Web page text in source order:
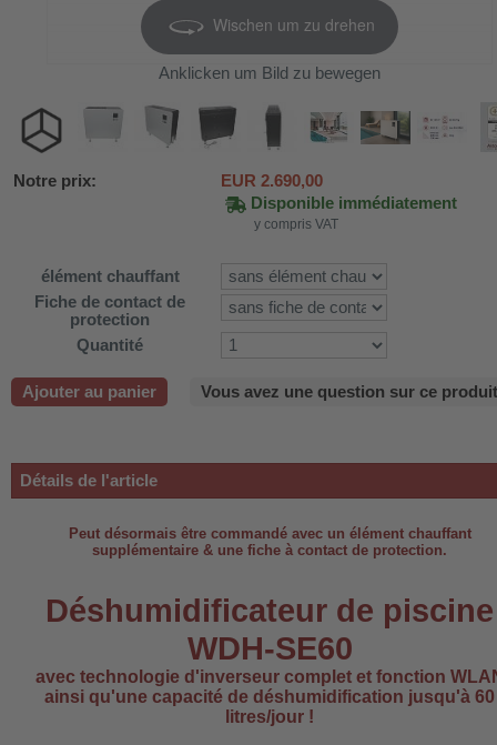
WDH-AP1212
Wischen um zu drehen
Anklicken um Bild zu bewegen
Notre prix: EUR 2.690,00
Disponible immédiatement
y compris VAT
élément chauffant
Fiche de contact de
protection
Quantité
Ajouter au panier Vous avez une question sur ce
Détails de l'article
Peut désormais être commandé avec un élément chauffant
supplémentaire & une fiche à contact de protection.
Déshumidificateur de piscine
WDH-SE60
avec technologie d'inverseur complet et fonction
ainsi qu'une capacité de déshumidification jusqu'à 60
litres/jour !